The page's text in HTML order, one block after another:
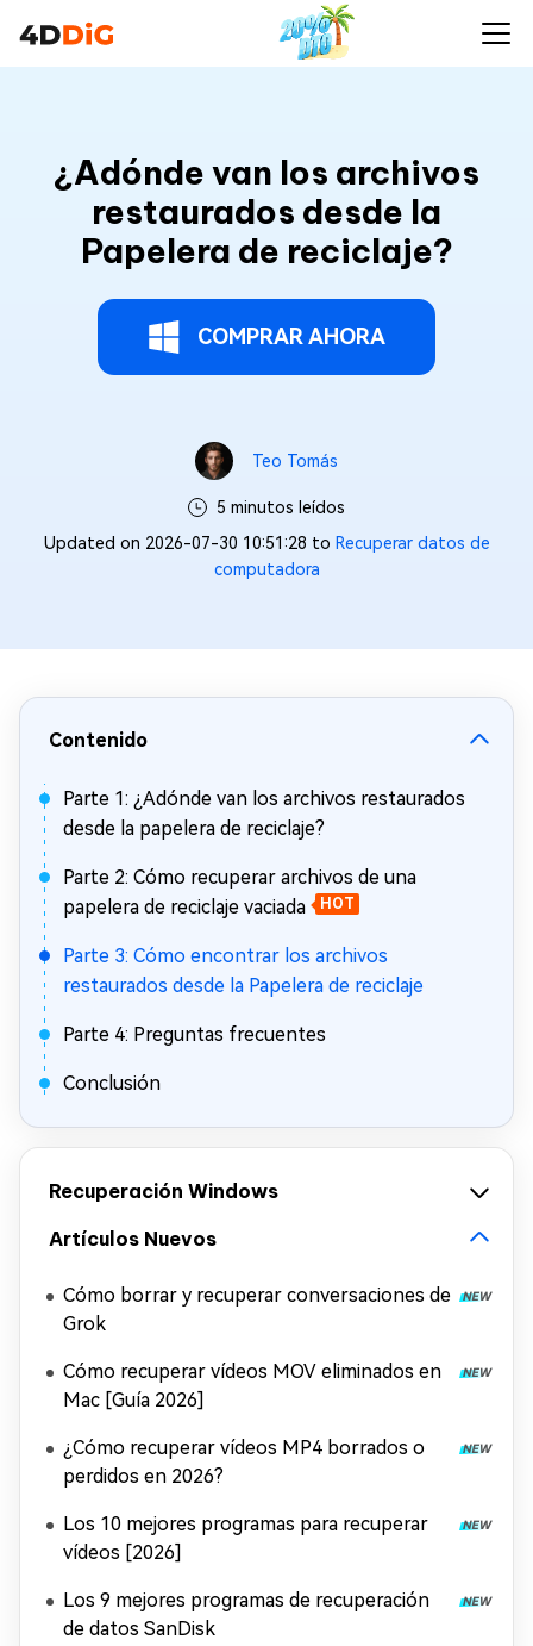
¿Adónde van los archivos
restaurados desde la
Papelera de reciclaje?
COMPRAR AHORA
Teo Tomás
5 minutos leídos
Updated on 2026-07-30 10:51:28 to Recuperar datos de
computadora
Contenido
Parte 1: ¿Adónde van los archivos restaurados
desde la papelera de reciclaje?
Parte 2: Cómo recuperar archivos de una
papelera de reciclaje vaciada
HOT
Parte 3: Cómo encontrar los archivos
restaurados desde la Papelera de reciclaje
Parte 4: Preguntas frecuentes
Conclusión
Recuperación Windows
Artículos Nuevos
Cómo borrar y recuperar conversaciones de
Grok
Cómo recuperar vídeos MOV eliminados en
Mac [Guía 2026]
¿Cómo recuperar vídeos MP4 borrados o
perdidos en 2026?
Los 10 mejores programas para recuperar
vídeos [2026]
Los 9 mejores programas de recuperación
de datos SanDisk